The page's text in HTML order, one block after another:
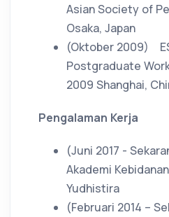
Asian Society of
Osaka, Japan
(Oktober 2009)
Postgraduate
2009 Shanghai,
Pengalaman Kerja
(Juni 2017 -
Akademi
Yudhistira
(Februari 2014 –